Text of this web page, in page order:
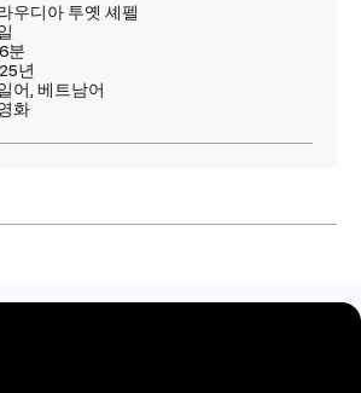
우디아 투옛 셰펠
분
년
어, 베트남어
화